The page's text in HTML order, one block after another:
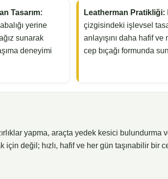
Tasarım:
yerine
sunarak
deneyimi
Leatherman Pratikliği:
çizgisindeki işlevsel
anlayışını daha hafif
cep bıçağı formunda
yapma, araçta yedek kesici bulundurma
için değil; hızlı, hafif ve her gün taşınabilir bir